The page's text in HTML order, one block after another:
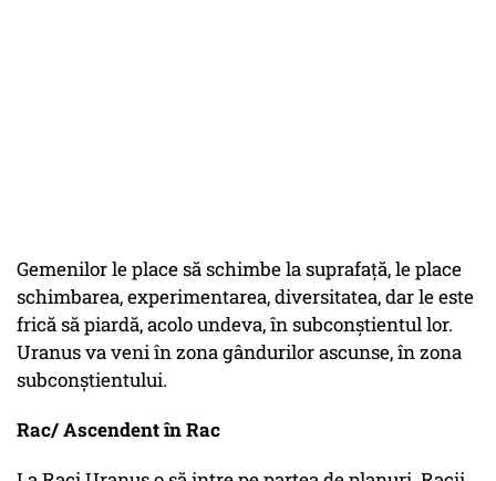
Gemenilor le place să schimbe la suprafață, le place
schimbarea, experimentarea, diversitatea, dar le este
frică să piardă, acolo undeva, în subconștientul lor.
Uranus va veni în zona gândurilor ascunse, în zona
subconștientului.
Rac/ Ascendent în Rac